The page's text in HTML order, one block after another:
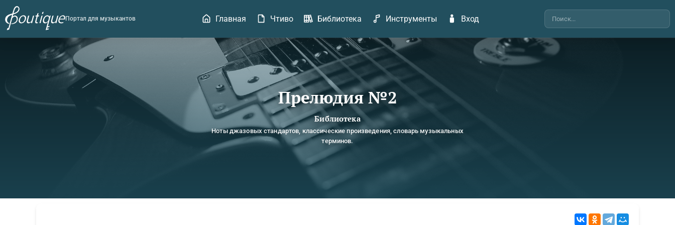
Портал для музыкантов Главная Чтиво Библиотека Инструменты Вход
Прелюдия №2
Библиотека
Ноты джазовых стандартов, классические произведения, словарь музыкальных
терминов.